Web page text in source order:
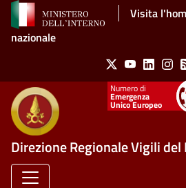
Salta al contenuto principale
Visita
nazionale
Social
X YoutubeLinkedin
Emergenza
Unico Europeo
Direzione Regionale Vigili del